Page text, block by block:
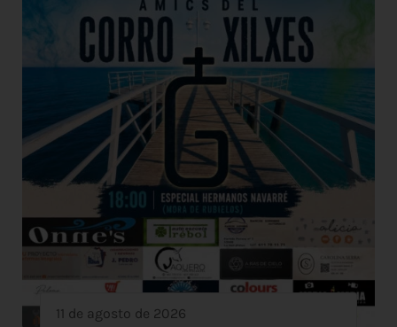
11 de agosto de 2026